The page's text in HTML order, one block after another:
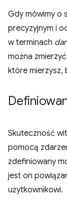
Gdy mówimy o
precyzyjnym i
w terminach
można
które mierzysz,
Skuteczność
pomocą
zdefiniowany
jest on
użytkownikowi.